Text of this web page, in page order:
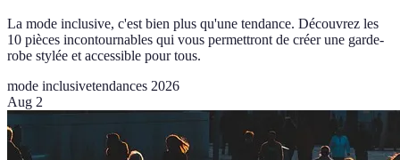
La mode inclusive, c'est bien plus qu'une tendance. Découvrez les
10 pièces incontournables qui vous permettront de créer une garde-
robe stylée et accessible pour tous.
mode inclusivetendances 2026
Aug 2